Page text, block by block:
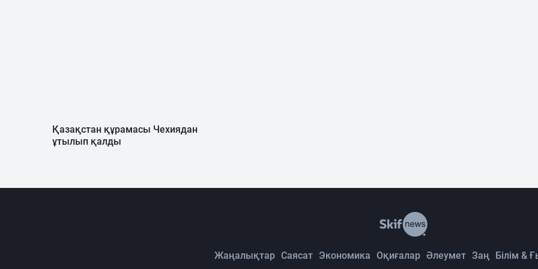
Қазақстан құрамасы Чехиядан
ұтылып қалды
Жаңалықтар Саясат Экономика Оқиғалар Әлеумет Заң Білім &